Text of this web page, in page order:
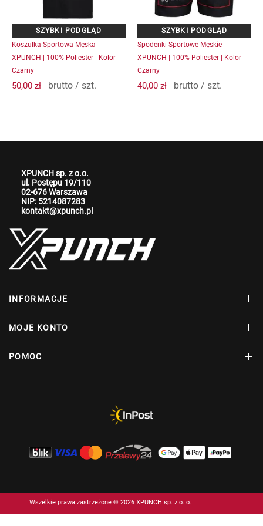
Koszulka Sportowa Męska
XPUNCH | 100% Poliester | Kolor
Czarny
50,00 zł brutto / szt.
stronie
produktu
Spodenki Sportowe Męskie
XPUNCH | 100% Poliester | Kolor
Czarny
40,00 zł brutto / szt.
stronie
produktu
XPUNCH sp. z o.o.
ul. Postępu 19/110
02-676 Warszawa
NIP: 5214087283
kontakt@xpunch.pl
INFORMACJE
MOJE KONTO
POMOC
Wszelkie prawa zastrzeżone © 2026 XPUNCH sp. z o. o.